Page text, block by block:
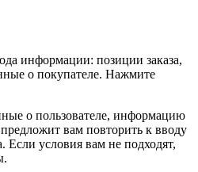
информации: позиции заказа,
о покупателе. Нажмите
о пользователе, информацию
вам повторить к вводу
Если условия вам не подходят,